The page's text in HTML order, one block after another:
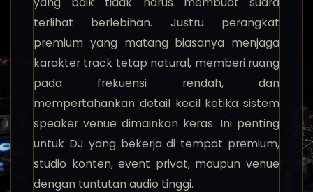
terlihat berlebihan. Justru perangkat
premium yang matang biasanya menjaga
karakter track tetap natural, memberi ruang
pada frekuensi rendah, dan
mempertahankan detail kecil ketika sistem
speaker venue dimainkan keras. Ini penting
untuk DJ yang bekerja di tempat premium,
studio konten, event privat, maupun venue
dengan tuntutan audio tinggi.